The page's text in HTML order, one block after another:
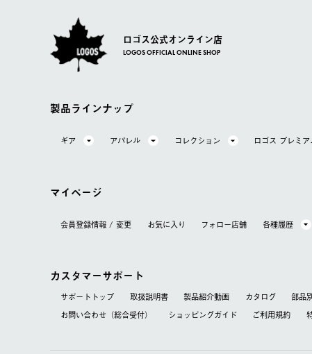
ロゴス公式オンライン店
LOGOS OFFICIAL ONLINE SHOP
製品ラインナップ
ギア アパレル コレクション ロゴス プレミ
マイページ
会員登録情報 / 変更 お気に⼊り フォロー店舗 各種履歴
カスタマーサポート
サポートトップ 取扱説明書 製品紹介動画 カタログ 部品
お問い合わせ（総合受付）
ショッピングガイド ご利用規約